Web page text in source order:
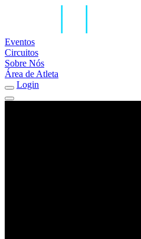
Eventos
Circuitos
Sobre Nós
Área de Atleta
Login